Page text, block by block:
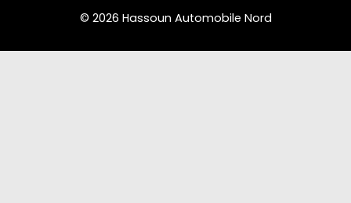
© 2026 Hassoun Automobile Nord